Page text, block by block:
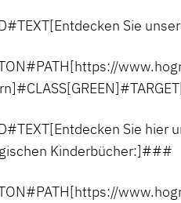
Sie
Sie hier
Kinderbücher:]###